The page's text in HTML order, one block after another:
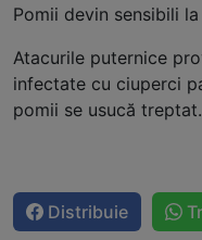
Pomii devin sensibili
Atacurile puternice
infectate cu ciuperci
pomii se usucă treptat.
Distribuie